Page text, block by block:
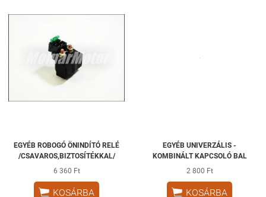
EGYÉB ROBOGÓ ÖNINDÍTÓ RELÉ
/CSAVAROS,BIZTOSÍTÉKKAL/
6 360 Ft
 KOSÁRBA
EGYÉB UNIVERZÁLIS -
KOMBINÁLT KAPCSOLÓ BAL
2 800 Ft
 KOSÁRBA